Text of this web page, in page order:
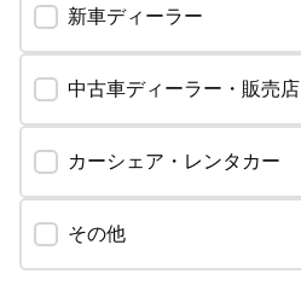
新車ディーラー
中古車ディーラー・販売店
カーシェア・レンタカー
その他